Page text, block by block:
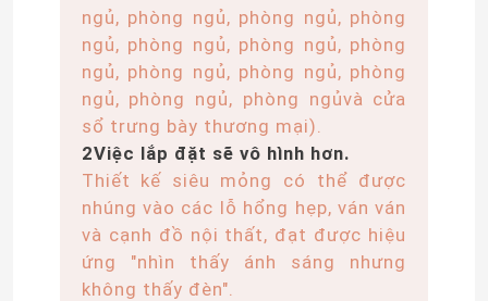
Đèn Neon Dải Linh Hoạt
Dải đèn neon silicon
Dải đèn LED linh hoạt
ngủ, phòng ngủ, phòng ngủ, phòng
ngủ, phòng ngủ, phòng ngủ, phòng
ngủ, phòng ngủ, phòng ngủ, phòng
ngủ, phòng ngủ, phòng ngủvà cửa
sổ trưng bày thương mại).
2Việc lắp đặt sẽ vô hình hơn.
Thiết kế siêu mỏng có thể được
nhúng vào các lỗ hổng hẹp, ván ván
và cạnh đồ nội thất, đạt được hiệu
ứng "nhìn thấy ánh sáng nhưng
không thấy đèn".